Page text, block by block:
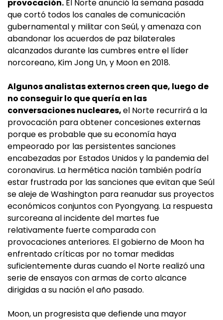
provocación. El Norte anunció la semana pasada
que cortó todos los canales de comunicación
gubernamental y militar con Seúl, y amenaza con
abandonar los acuerdos de paz bilaterales
alcanzados durante las cumbres entre el líder
norcoreano, Kim Jong Un, y Moon en 2018.
Algunos analistas externos creen que, luego de
no conseguir lo que quería en las
conversaciones nucleares,el Norte recurrirá a la
provocación para obtener concesiones externas
porque es probable que su economía haya
empeorado por las persistentes sanciones
encabezadas por Estados Unidos y la pandemia del
coronavirus. La hermética nación también podría
estar frustrada por las sanciones que evitan que Seúl
se aleje de Washington para reanudar sus proyectos
económicos conjuntos con Pyongyang. La respuesta
surcoreana al incidente del martes fue
relativamente fuerte comparada con
provocaciones anteriores. El gobierno de Moon ha
enfrentado críticas por no tomar medidas
suficientemente duras cuando el Norte realizó una
serie de ensayos con armas de corto alcance
dirigidas a su nación el año pasado.
Moon, un progresista que defiende una mayor